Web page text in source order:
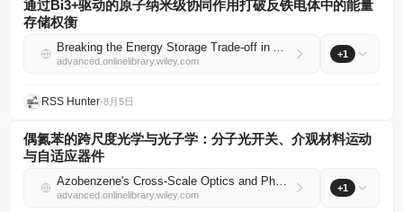
通过Bi3+驱动的原子纳米级协同作用打破反铁电体中的能量
存储权衡
Breaking the Energy Storage Trade‐off in Antiferroelectrics via Bi3+‐Driven Atomic‐Nanoscale Synergy
advanced.onlinelibrary.wiley.com
+1
RSS Hunter•8月5日
偶氮苯的跨尺度光学与光子学：分子光开关、介观材料运动
与自适应器件
Azobenzene's Cross‐Scale Optics and Photonics: Molecular Photoswitching, Mesoscopic Material Motions, and Adaptive Devices
advanced.onlinelibrary.wiley.com
+1